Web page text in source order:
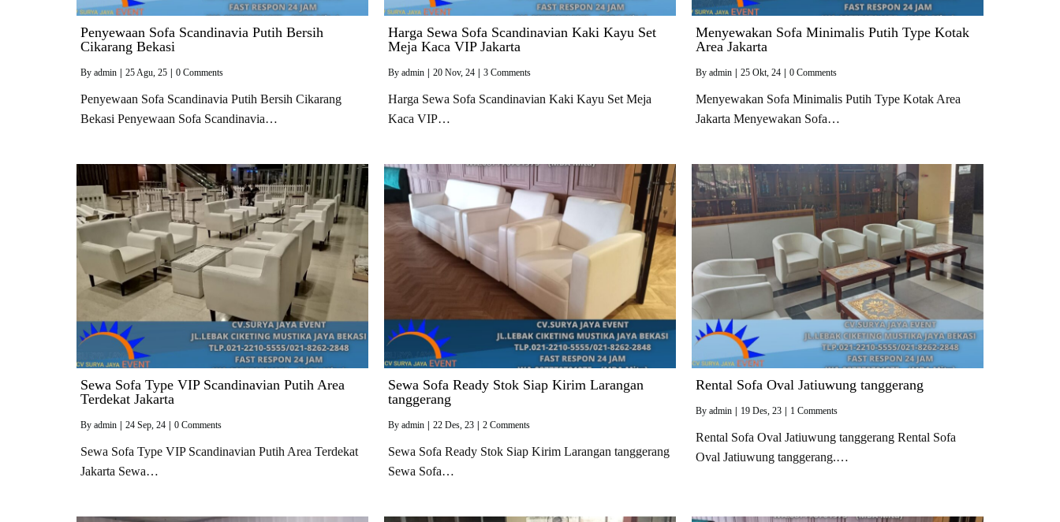
Penyewaan Sofa Scandinavia Putih Bersih
Cikarang Bekasi
By admin 25Agu, 25 0 Comments
Penyewaan Sofa Scandinavia Putih Bersih Cikarang
Bekasi Penyewaan Sofa Scandinavia…
Harga Sewa Sofa Scandinavian Kaki Kayu Set
Meja Kaca VIP Jakarta
By admin 20 Nov, 24 3 Comments
Harga Sewa Sofa Scandinavian Kaki Kayu Set Meja
Kaca VIP…
Menyewakan Sofa Minimalis Putih Type Kotak
Area Jakarta
By admin 25 Okt, 24 0 Comments
Menyewakan Sofa Minimalis Putih Type Kotak Area
Jakarta Menyewakan Sofa…
Sewa Sofa Type VIP Scandinavian Putih Area
Terdekat Jakarta
By admin 24 Sep, 24 0 Comments
Sewa Sofa Type VIP Scandinavian Putih Area Terdekat
Jakarta Sewa…
Sewa Sofa Ready Stok Siap Kirim Larangan
tanggerang
By admin 22 Des, 23 2 Comments
Sewa Sofa Ready Stok Siap Kirim Larangan tanggerang
Sewa Sofa…
Rental Sofa Oval Jatiuwung tanggerang
By admin 19 Des, 23 1 Comments
Rental Sofa Oval Jatiuwung tanggerang Rental Sofa
Oval Jatiuwung tanggerang.…